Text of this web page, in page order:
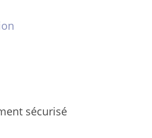
sécurisé